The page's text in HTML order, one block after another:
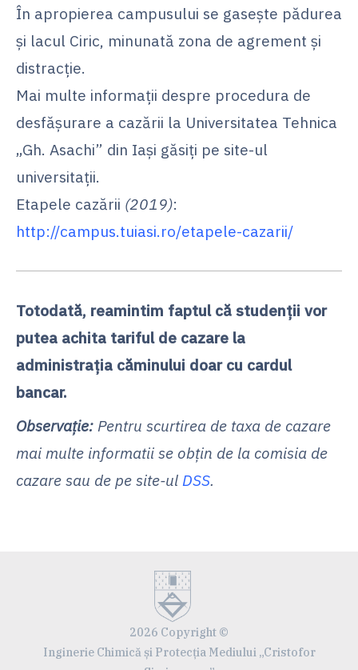
În apropierea campusului se gaseşte pădurea
şi lacul Ciric, minunată zona de agrement şi
distracţie.
Mai multe informaţii despre procedura de
desfăşurare a cazării la Universitatea Tehnica
„Gh. Asachi” din Iaşi găsiţi pe site-ul
universitaţii.
Etapele cazării (2019):
http://campus.tuiasi.ro/etapele-cazarii/
Totodată, reamintim faptul că studenții vor
putea achita tariful de cazare la
administrația căminului doar cu cardul
bancar.
Observaţie: Pentru scurtirea de taxa de cazare
mai multe informatii se obțin de la comisia de
cazare sau de pe site-ul DSS.
2026 Copyright ©
Inginerie Chimică și Protecția Mediului „Cristofor